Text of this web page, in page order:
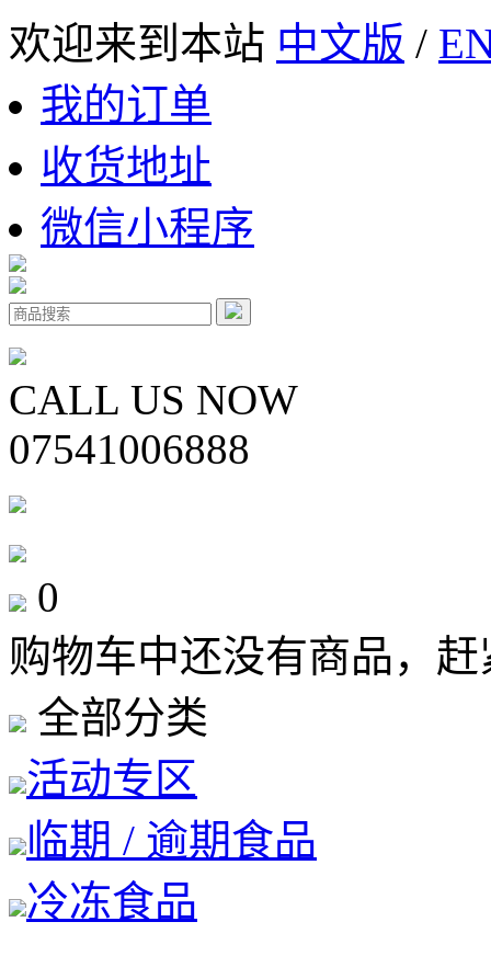
欢迎来到本站 中文版 /
我的订单
收货地址
微信小程序
CALL US NOW
07541006888
0
购物车中还没有商品，
全部分类
活动专区
临期 / 逾期食品
冷冻食品